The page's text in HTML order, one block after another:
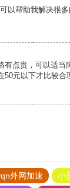
以帮助我解决很多
有点贵，可以适当
元以下才比较合
外网加速
小